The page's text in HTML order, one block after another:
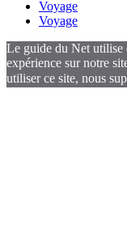
Voyage
Voyage
Le guide du Net utilise
expérience sur notre
utiliser ce site, nous